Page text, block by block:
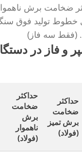
تولید فوق
(فقط سه فاز)
و فاز در
حداکثر
ضخامت
برش تمیز
(فولاد)
حداکثر
ضخامت
برش
ناهموار
(فولاد)